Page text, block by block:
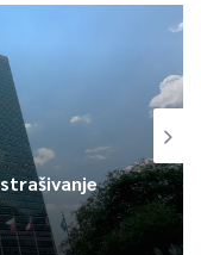
većini, niti